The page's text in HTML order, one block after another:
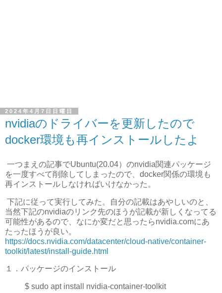
2024年4月7日日曜日
nvidiaのドライバーを更新したので
docker環境も再インストールしたよ
一つまえの記事でUbuntu(20.04）のnvidia関連パッケージ
を一度すべて削除してしまったので、docker関係の環境も
再インストールしなければいけなかった。
下記に従って実行してみた。自分の記載はあやしいのと、
当然下記のnvidiaのリンク先のほうが記載が新しくなってる
可能性があるので、なにか変だと思ったらnvidia.comにあ
たったほうが良い。
https://docs.nvidia.com/datacenter/cloud-native/container-
toolkit/latest/install-guide.html
１．パッケージのインストール
$ sudo apt install nvidia-container-toolkit